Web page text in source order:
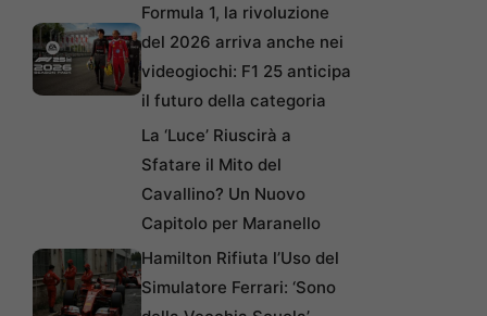
Formula 1, la rivoluzione
del 2026 arriva anche nei
videogiochi: F1 25 anticipa
il futuro della categoria
La ‘Luce’ Riuscirà a
Sfatare il Mito del
Cavallino? Un Nuovo
Capitolo per Maranello
Hamilton Rifiuta l’Uso del
Simulatore Ferrari: ‘Sono